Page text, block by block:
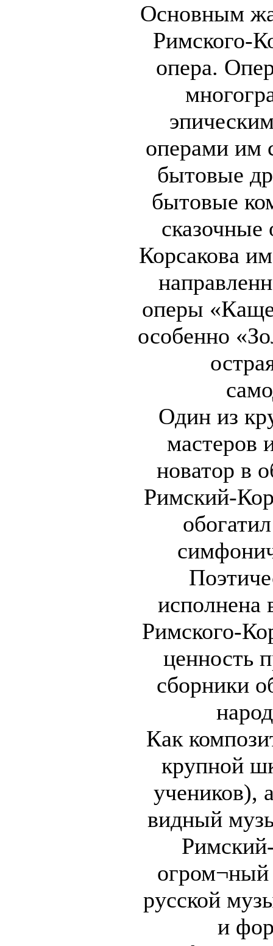
Основным
Римского-
опера.
операми им
бытовые
бытовые
Корсакова
оперы
особенно
Один из
мастеров
новатор в
Римский-
исполнена
Римского-
ценность
сборники
Как
крупной
учеников),
видный
огром¬ный
русской
и